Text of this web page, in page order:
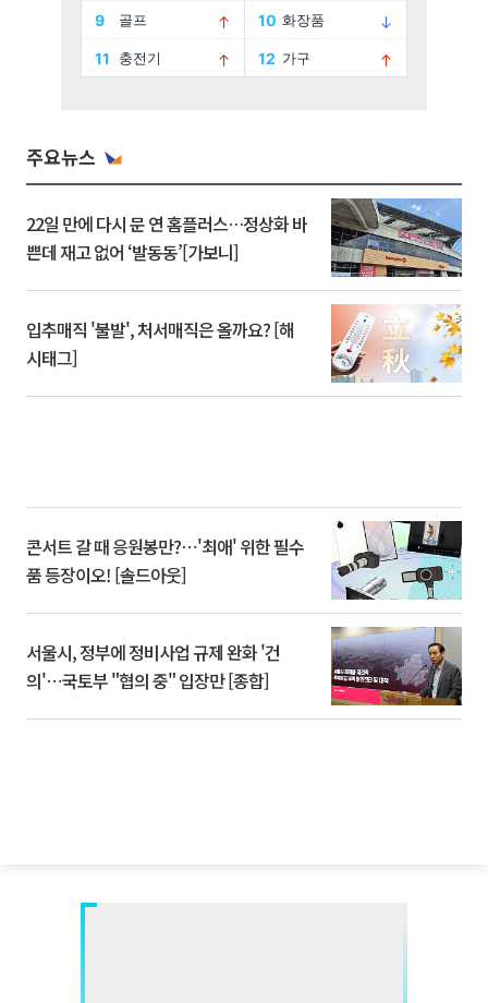
주요뉴스
22일 만에 다시 문 연 홈플러스…정상화 바
쁜데 재고 없어 ‘발동동’[가보니]
입추매직 '불발', 처서매직은 올까요? [해
시태그]
콘서트 갈 때 응원봉만?⋯'최애' 위한 필수
품 등장이오! [솔드아웃]
서울시, 정부에 정비사업 규제 완화 '건
의'⋯국토부 "협의 중" 입장만 [종합]